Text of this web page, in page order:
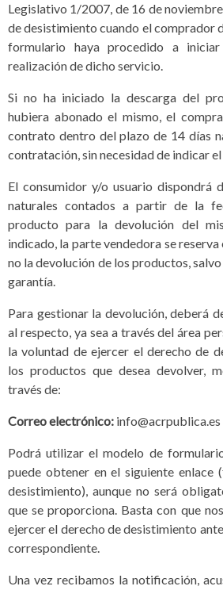
Legislativo 1/2007, de 16 de
de desistimiento cuando el comprador
formulario haya procedido a
realización de dicho servicio.
Si no ha iniciado la descarga del
hubiera abonado el mismo, el
contrato dentro del plazo de 14 días
contratación, sin necesidad de indicar
El consumidor y/o usuario dispondrá
naturales contados a partir de la
producto para la devolución del
indicado, la parte vendedora se
no la devolución de los productos,
garantía.
Para gestionar la devolución, deberá
al respecto, ya sea a través del área
la voluntad de ejercer el derecho de
los productos que desea devolver,
través de:
Correo electrónico: info@acrpublica.es
Podrá utilizar el modelo de
puede obtener en el siguiente enlace
desistimiento), aunque no será
que se proporciona. Basta con que
ejercer el derecho de desistimiento
correspondiente.
Una vez recibamos la notificación,